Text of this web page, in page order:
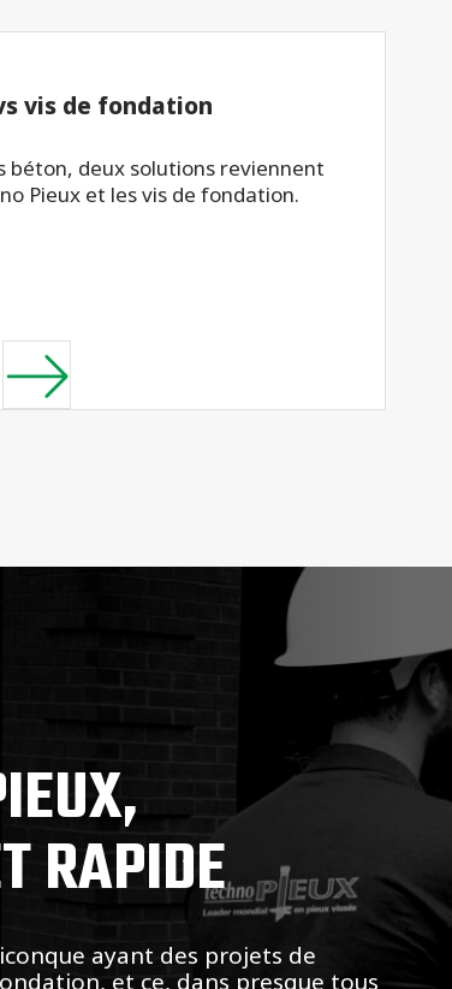
vis de fondation
béton, deux solutions reviennent
Pieux et les vis de fondation.
RAPIDE
ayant des projets de
et ce, dans presque tous